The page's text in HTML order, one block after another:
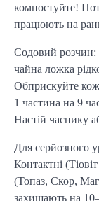
компостуйте!
працюють на
Содовий розчин:
чайна ложка
Обприскуйте
1 частина на 9
Настій часнику
Для серйозного
Контактні
(Топаз, Скор,
захищають на